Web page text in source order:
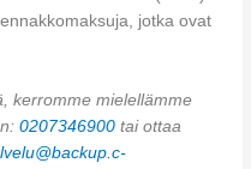
jotka ovat
kerromme mielellämme
0207346900 tai ottaa